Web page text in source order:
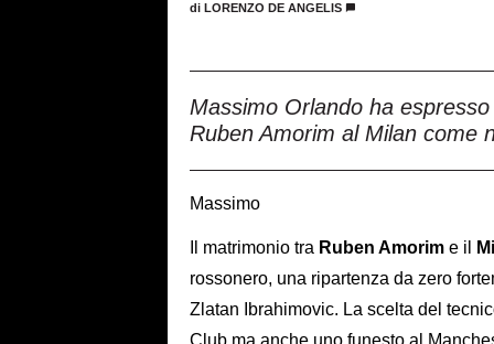
di LORENZO DE ANGELIS
Massimo Orlando ha
Ruben Amorim al Milan come
Massimo
Il matrimonio tra Ruben Amorim e il
rossonero, una ripartenza da zero
Zlatan Ibrahimovic. La scelta del